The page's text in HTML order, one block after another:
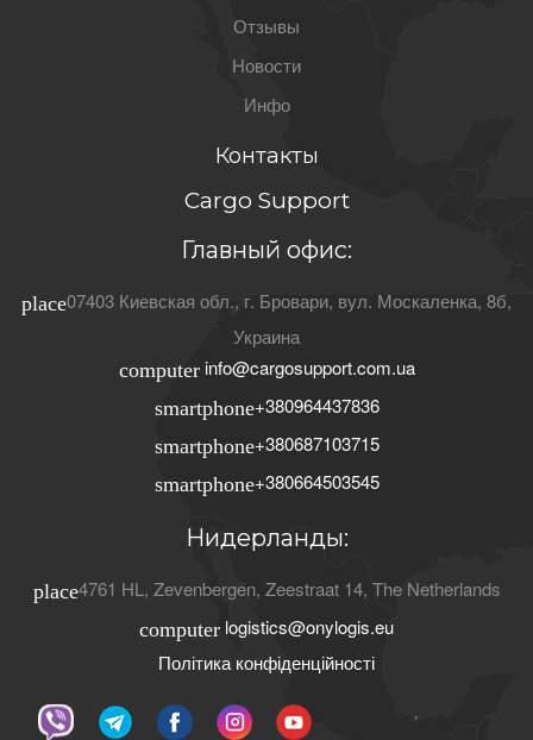
Отзывы
Новости
Инфо
Контакты
Cargo Support
Главный офис:
place07403 Киевская обл., г. Бровари, вул. Москаленка, 8б,
Украина
computerinfo@cargosupport.com.ua
smartphone+380964437836
smartphone+380687103715
smartphone+380664503545
Нидерланды:
place4761 HL, Zevenbergen, Zeestraat 14, The Netherlands
computer logistics@onylogis.eu
Політика конфіденційності
ʼ